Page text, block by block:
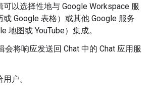
可以选择性地与 Google Workspace 服
或 Google 表格）或其他 Google 服务
地图或 YouTube）集成。
会将响应发送回 Chat 中的 Chat 应用服
户。